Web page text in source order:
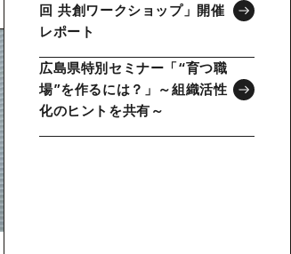
回 共創ワークショップ」開催
レポート
広島県特別セミナー「“育つ職
場”を作るには？」～組織活性
化のヒントを共有～